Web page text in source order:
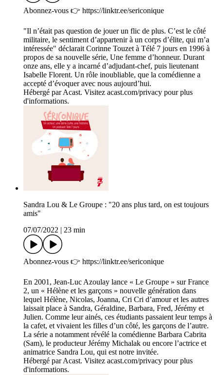
Abonnez-vous 👉 https://linktr.ee/sericonique
"Il n’était pas question de jouer un flic de plus. C’est le côté
militaire, le sentiment d’appartenir à un corps d’élite, qui m’a
intéressée" déclarait Corinne Touzet à Télé 7 jours en 1996 à
propos de sa nouvelle série, Une femme d’honneur. Durant
onze ans, elle y a incarné d’adjudant-chef, puis lieutenant
Isabelle Florent. Un rôle inoubliable, que la comédienne a
accepté d’évoquer avec nous aujourd’hui.
Hébergé par Acast. Visitez acast.com/privacy pour plus
d'informations.
Sandra Lou & Le Groupe : "20 ans plus tard, on est toujours
amis"
07/07/2022
23 min
Abonnez-vous 👉 https://linktr.ee/sericonique
En 2001, Jean-Luc Azoulay lance « Le Groupe » sur France
2, un « Hélène et les garçons » nouvelle génération dans
lequel Hélène, Nicolas, Joanna, Cri Cri d’amour et les autres
laissait place à Sandra, Géraldine, Barbara, Fred, Jérémy et
Julien. Comme leur ainés, ces étudiants passaient leur temps à
la cafet, et vivaient les filles d’un côté, les garçons de l’autre.
La série a notamment révélé la comédienne Barbara Cabrita
(Sam), le producteur Jérémy Michalak ou encore l’actrice et
animatrice Sandra Lou, qui est notre invitée.
Hébergé par Acast. Visitez acast.com/privacy pour plus
d'informations.